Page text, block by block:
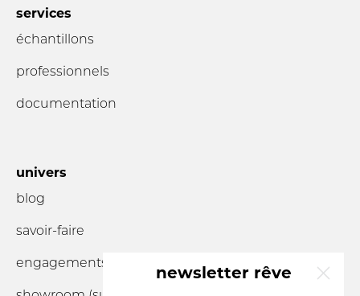
services
échantillons
professionnels
documentation
univers
blog
savoir-faire
engagements
newsletter rêve